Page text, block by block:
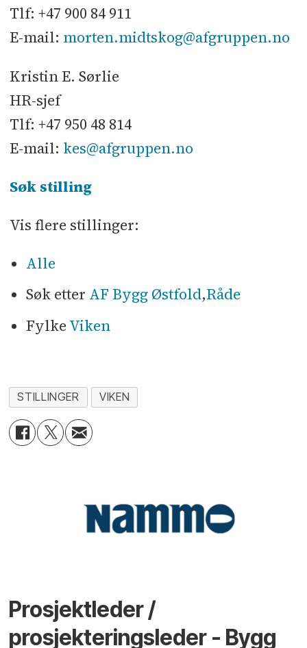
Tlf: +47 900 84 911
E-mail: morten.midtskog@afgruppen.no
Kristin E. Sørlie
HR-sjef
Tlf: +47 950 48 814
E-mail: kes@afgruppen.no
Søk stilling
Vis flere stillinger:
Alle
Søk etter AF Bygg Østfold,Råde
Fylke Viken
STILLINGER VIKEN
Prosjektleder /
prosjekteringsleder - Bygg